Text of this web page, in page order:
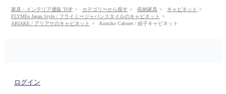
家具・インテリア通販 TOP カテゴリーから探す 収納家具
キャビネット
FLYMEe Japan Style / フライミージャパンスタイルのキャビネット
ARIAKE / アリアケのキャビネット
Kumiko Cabinet / 組子キャビネット
ログイン